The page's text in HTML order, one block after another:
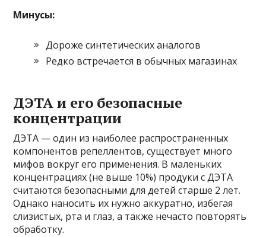
Минусы:
Дороже синтетических аналогов
Редко встречается в обычных магазинах
ДЭТА и его безопасные
концентрации
ДЭТА — один из наиболее распространенных
компонентов репеллентов, существует много
мифов вокруг его применения. В маленьких
концентрациях (не выше 10%) продуки с ДЭТА
считаются безопасными для детей старше 2 лет.
Однако наносить их нужно аккуратно, избегая
слизистых, рта и глаз, а также нечасто повторять
обработку.